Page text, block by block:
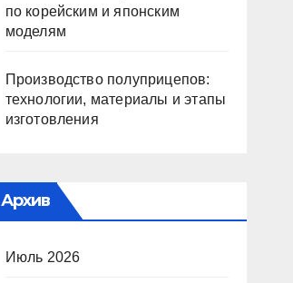
по корейским и японским
моделям
Производство полуприцепов:
технологии, материалы и этапы
изготовления
Архив
Июль 2026